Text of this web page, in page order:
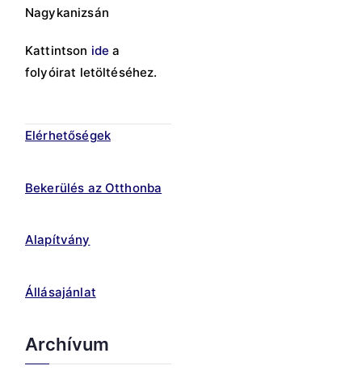
Nagykanizsán
Kattintson ide a
folyóirat letöltéséhez.
Elérhetőségek
Bekerülés az Otthonba
Alapítvány
Állásajánlat
Archívum